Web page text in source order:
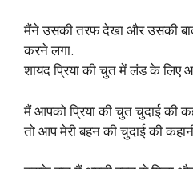
मैंने उसकी तरफ देखा और उसकी
करने लगा.
शायद प्रिया की चुत में लंड के लिए
मैं आपको प्रिया की चुत चुदाई की
तो आप मेरी बहन की चुदाई की